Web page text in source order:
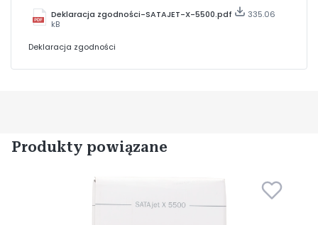
Deklaracja zgodności-SATAJET-X-5500.pdf
335.06
kB
Deklaracja zgodności
Produkty powiązane